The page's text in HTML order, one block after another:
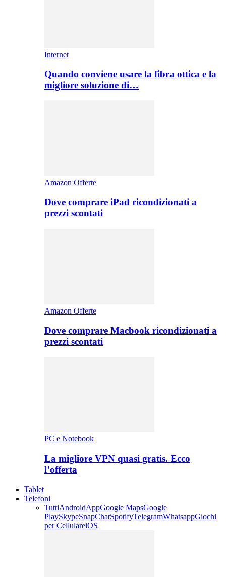
Internet
Quando conviene usare la fibra ottica e la
migliore soluzione di…
Amazon Offerte
Dove comprare iPad ricondizionati a
prezzi scontati
Amazon Offerte
Dove comprare Macbook ricondizionati a
prezzi scontati
PC e Notebook
La migliore VPN quasi gratis. Ecco
l’offerta
Tablet
Telefoni
TuttiAndroidAppGoogle MapsGoogle
PlaySkypeSnapChatSpotifyTelegramWhatsappGiochi
per CellulareiOS